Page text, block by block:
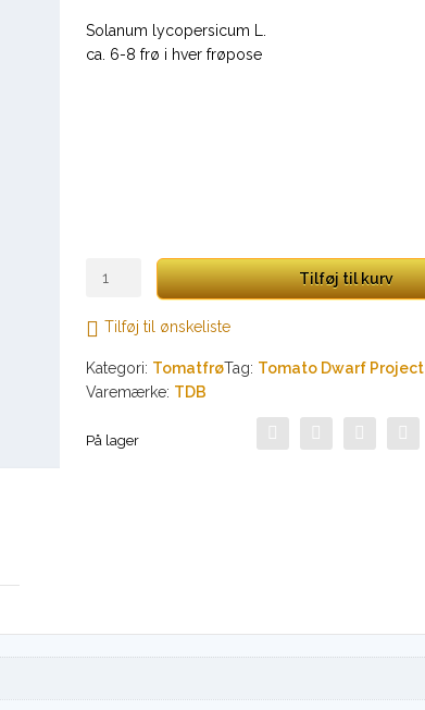
Solanum lycopersicum L.
ca. 6-8 frø i hver frøpose
Wherokwai
Tilføj til kurv
Tilføj til ønskeliste
Kategori: TomatfrøTag: Tomato Dwarf Project
Varemærke: TDB
På lager